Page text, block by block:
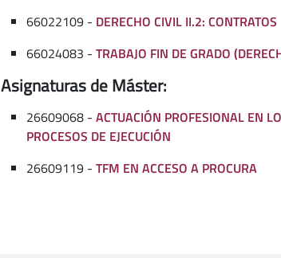
66022109 - DERECHO CIVIL II.2: CONTRATOS
66024083 - TRABAJO FIN DE GRADO
Asignaturas de Máster:
26609068 - ACTUACIÓN PROFESIONAL EN
PROCESOS DE EJECUCIÓN
26609119 - TFM EN ACCESO A PROCURA